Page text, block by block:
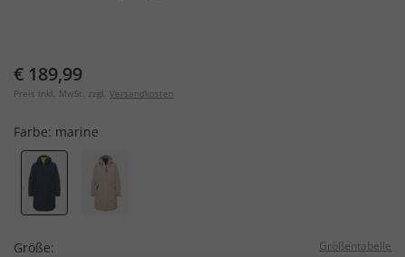
€ 189,99
Preis inkl. MwSt. zzgl. Versandkosten
Farbe: marine
Größe: Größentabelle